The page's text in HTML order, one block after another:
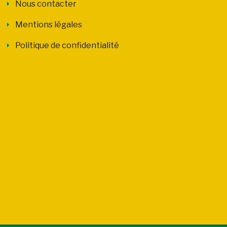
Nous contacter
Mentions légales
Politique de confidentialité